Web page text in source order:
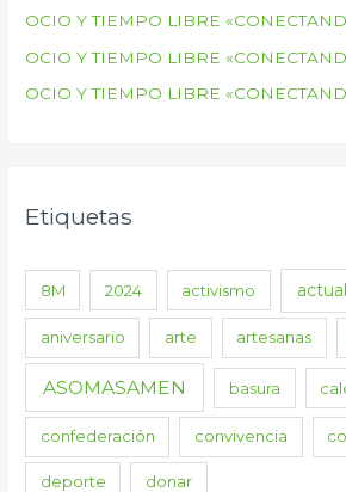
OCIO Y TIEMPO LIBRE
OCIO Y TIEMPO LIBRE
OCIO Y TIEMPO LIBRE
Etiquetas
8M 2024 activismo
aniversario arte artesanas
ASOMASAMEN basura
confederación convivencia
deporte donar